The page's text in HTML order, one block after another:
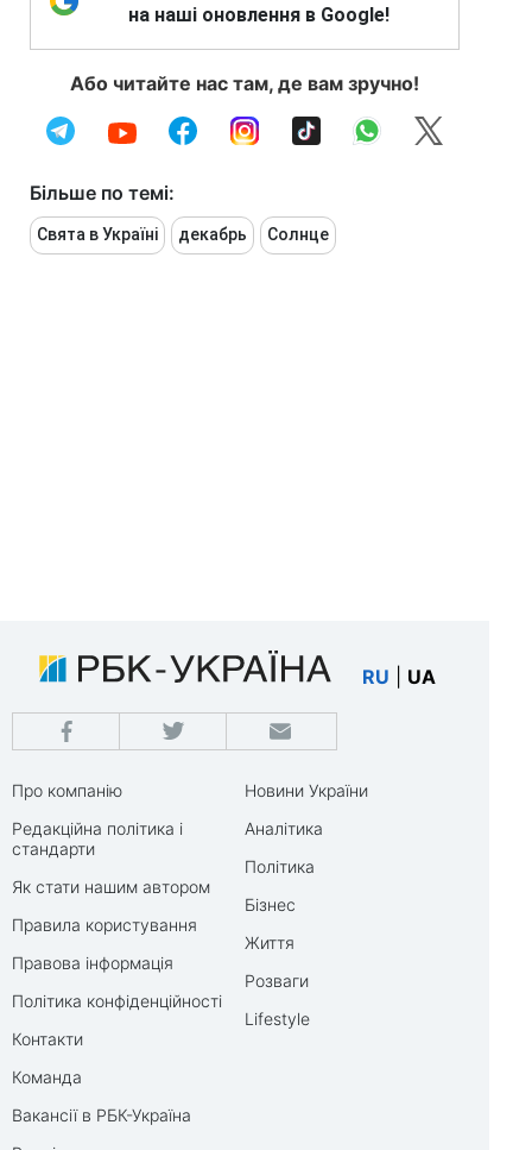
на наші оновлення в Google!
Або читайте нас там, де вам зручно!
Більше по темі:
Свята в Україні декабрь Солнце
RU UA
Про компанію
Редакційна політика і
стандарти
Як стати нашим автором
Правила користування
Правова інформація
Політика конфіденційності
Контакти
Команда
Вакансії в РБК-Україна
Новини України
Аналітика
Політика
Бізнес
Життя
Розваги
Lifestyle